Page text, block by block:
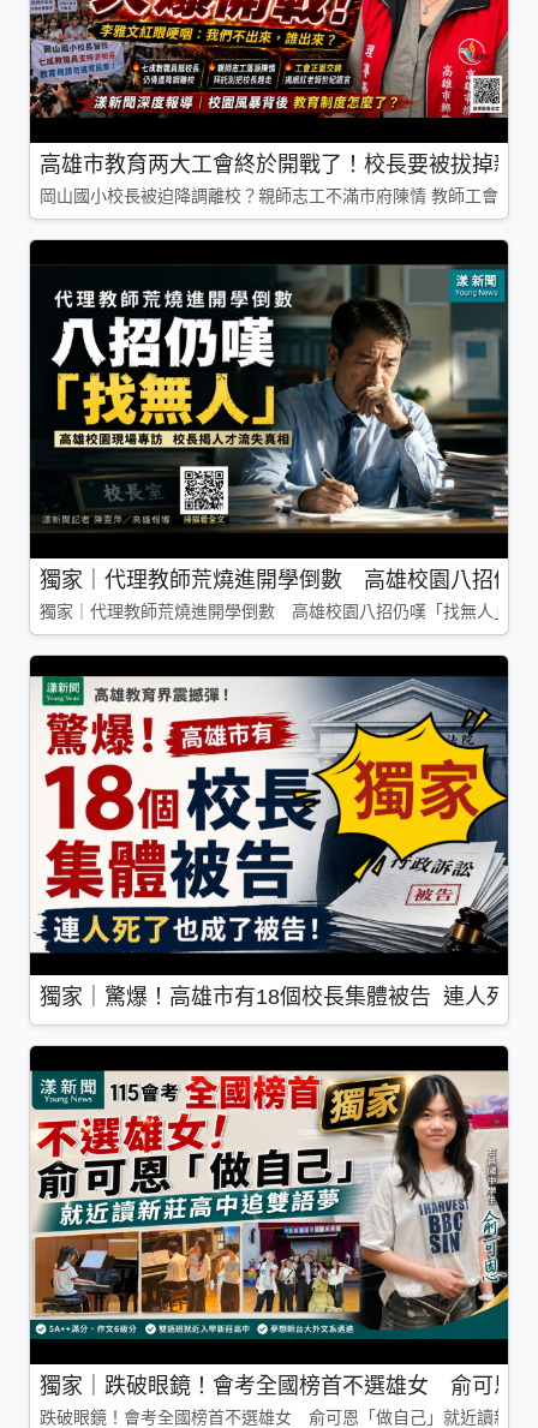
高雄市教育两大工會終於開戰了！校長要被拔掉親
岡山國小校長被迫降調離校？親師志工不滿市府陳情 教師工會槓
獨家｜代理教師荒燒進開學倒數 高雄校園八招仍
獨家｜代理教師荒燒進開學倒數 高雄校園八招仍嘆「找無人」
獨家｜驚爆！高雄市有18個校長集體被告 連人死了
獨家｜跌破眼鏡！會考全國榜首不選雄女 俞可恩
跌破眼鏡！會考全國榜首不選雄女 俞可恩「做自己」就近讀新莊